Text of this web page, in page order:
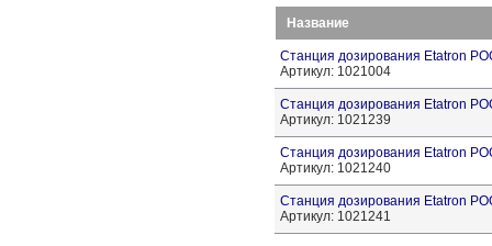
Название
Станция дозирования Etatron
Артикул: 1021004
Станция дозирования Etatron
Артикул: 1021239
Станция дозирования Etatron
Артикул: 1021240
Станция дозирования Etatron
Артикул: 1021241